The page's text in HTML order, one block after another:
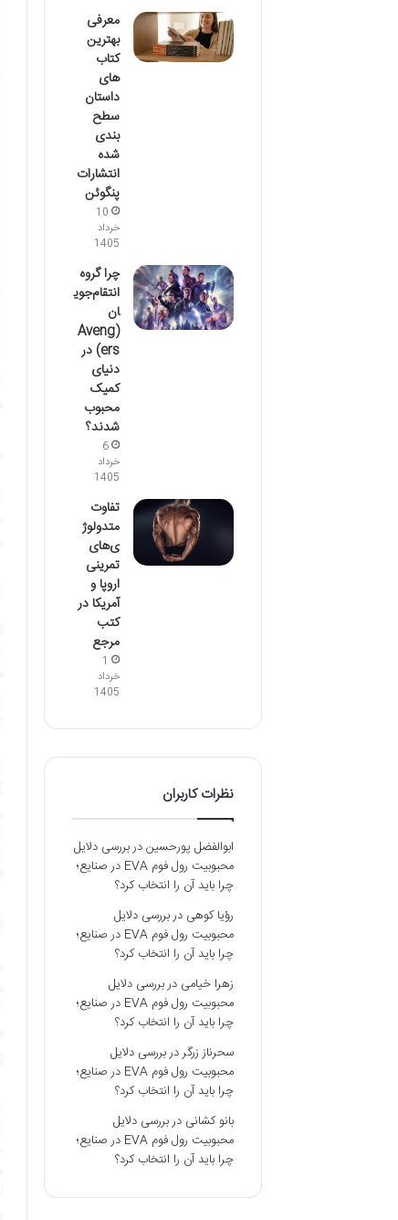
معرفی
بهترین
کتاب
های
داستان
سطح
بندی
شده
انتشارات
پنگوئن
10
خرداد
1405
چرا گروه
انتقام‌جوی
ان
(Aveng
ers) در
دنیای
کمیک
محبوب
شدند؟
6
خرداد
1405
تفاوت
متدولوژ
ی‌های
تمرینی
اروپا و
آمریکا در
کتب
مرجع
1
خرداد
1405
نظرات کاربران
ابوالفضل پورحسیندربررسی دلایل
محبوبیت رول فوم EVA در صنایع؛
چرا باید آن را انتخاب کرد؟
رؤیا کوهی دربررسی دلایل
محبوبیت رول فوم EVA در صنایع؛
چرا باید آن را انتخاب کرد؟
زهرا خیامی دربررسی دلایل
محبوبیت رول فوم EVA در صنایع؛
چرا باید آن را انتخاب کرد؟
سحرناز زرگردربررسی دلایل
محبوبیت رول فوم EVA در صنایع؛
چرا باید آن را انتخاب کرد؟
بانو کشانی دربررسی دلایل
محبوبیت رول فوم EVA در صنایع؛
چرا باید آن را انتخاب کرد؟